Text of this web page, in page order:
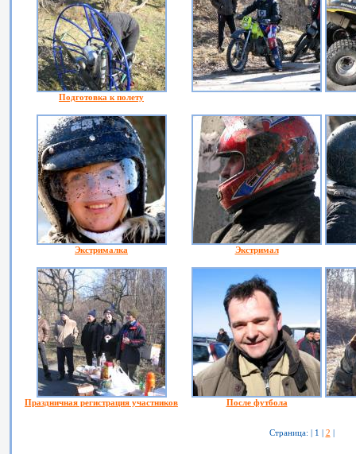
Подготовка к полету
Экстрималка Экстримал
Праздничная регистрация участников После футбола
Страница: | 1 | 2 |